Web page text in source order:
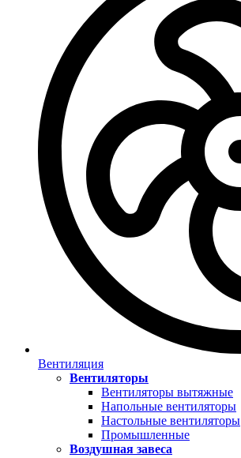
Вентиляция
Вентиляторы
Вентиляторы вытяжные
Напольные вентиляторы
Настольные вентиляторы
Промышленные
Воздушная завеса